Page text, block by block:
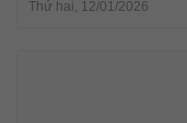
Thứ hai, 12/01/2026